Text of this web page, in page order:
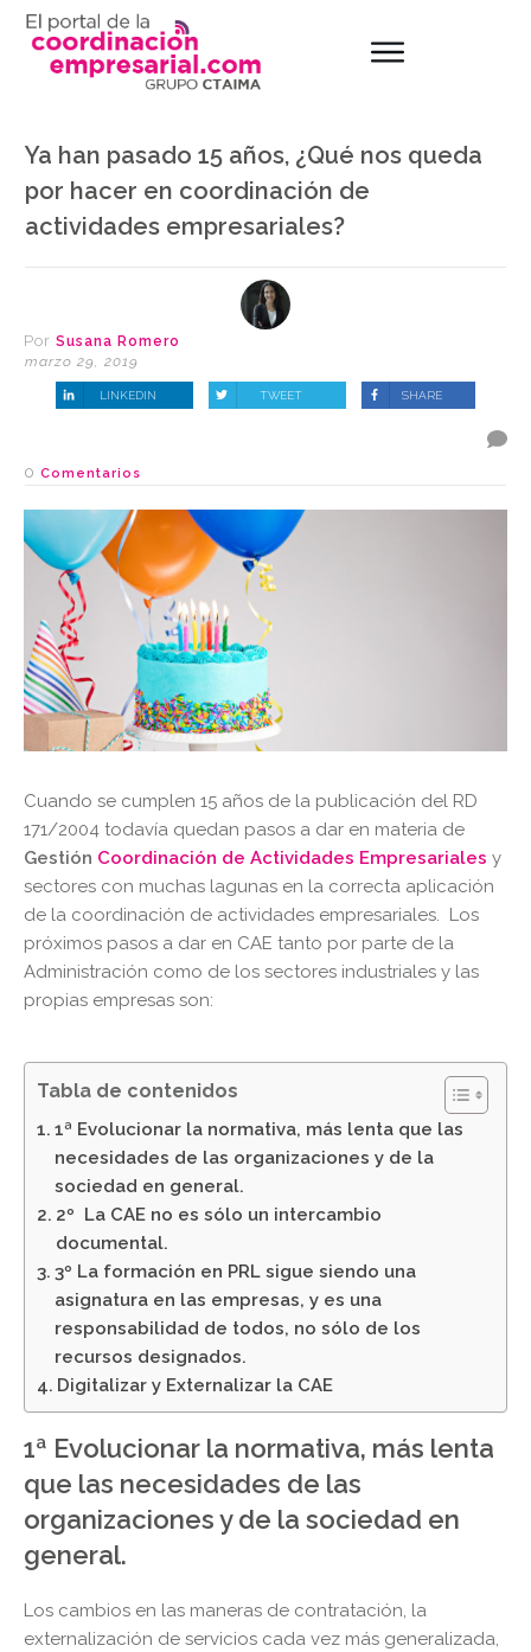
Ya han pasado 15 años, ¿Qué nos queda
por hacer en coordinación de
actividades empresariales?
Por Susana Romero
marzo 29, 2019
LINKEDIN TWEET SHARE
0 Comentarios
Cuando se cumplen 15 años de la publicación del RD
171/2004 todavía quedan pasos a dar en materia de
Gestión Coordinación de Actividades Empresariales y
sectores con muchas lagunas en la correcta aplicación
de la coordinación de actividades empresariales. Los
próximos pasos a dar en CAE tanto por parte de la
Administración como de los sectores industriales y las
propias empresas son:
Tabla de contenidos
1ª Evolucionar la normativa, más lenta que las
necesidades de las organizaciones y de la
sociedad en general.
2º La CAE no es sólo un intercambio
documental.
3º La formación en PRL sigue siendo una
asignatura en las empresas, y es una
responsabilidad de todos, no sólo de los
recursos designados.
Digitalizar y Externalizar la CAE
1ª Evolucionar la normativa, más lenta
que las necesidades de las
organizaciones y de la sociedad en
general.
Los cambios en las maneras de contratación, la
externalización de servicios cada vez más generalizada,